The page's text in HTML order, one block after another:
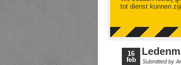
tot dienst kunnen
16
feb
Submitted by